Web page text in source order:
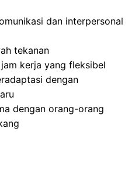
dan interpersonal
tekanan
kerja yang fleksibel
dengan
dengan orang-orang